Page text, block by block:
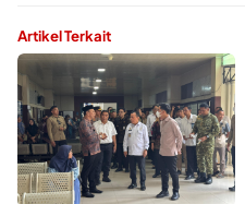
Artikel Terkait